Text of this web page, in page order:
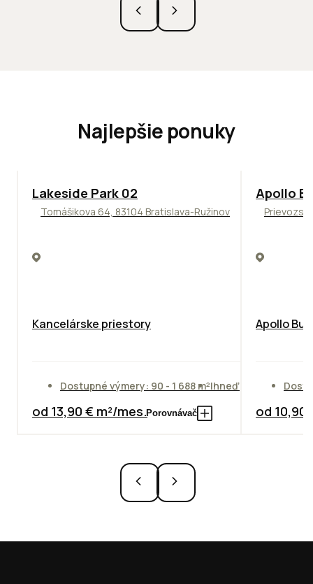
Najlepšie ponuky
ODPORÚČAME
Lakeside Park 02
Tomášikova 64, 83104 Bratislava-Ružinov
Kancelárske priestory
Dostupné výmery: 90 - 1 688 m²Ihneď
od 13,90 € m²/mes.Porovnávač
TOP
Apollo
Apollo
od 10,90